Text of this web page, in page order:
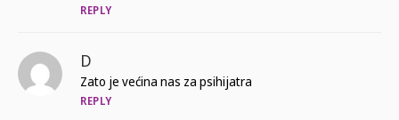
REPLY
D
Zato je većina nas za psihijatra
REPLY